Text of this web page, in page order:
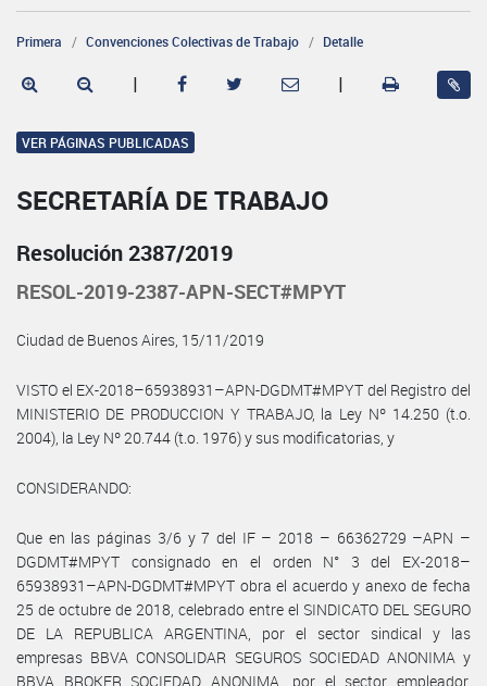
Primera Convenciones Colectivas de Trabajo Detalle
| |
VER PÁGINAS PUBLICADAS
SECRETARÍA DE TRABAJO
Resolución 2387/2019
RESOL-2019-2387-APN-SECT#MPYT
Ciudad de Buenos Aires, 15/11/2019
VISTO el EX-2018–65938931–APN-DGDMT#MPYT del Registro del
MINISTERIO DE PRODUCCION Y TRABAJO, la Ley Nº 14.250 (t.o.
2004), la Ley Nº 20.744 (t.o. 1976) y sus modificatorias, y
CONSIDERANDO:
Que en las páginas 3/6 y 7 del IF – 2018 – 66362729 –APN –
DGDMT#MPYT consignado en el orden N° 3 del EX-2018–
65938931–APN-DGDMT#MPYT obra el acuerdo y anexo de fecha
25 de octubre de 2018, celebrado entre el SINDICATO DEL SEGURO
DE LA REPUBLICA ARGENTINA, por el sector sindical y las
empresas BBVA CONSOLIDAR SEGUROS SOCIEDAD ANONIMA y
BBVA BROKER SOCIEDAD ANONIMA, por el sector empleador,